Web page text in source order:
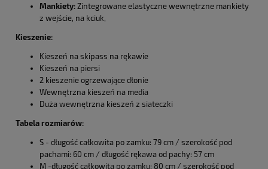
Mankiety: Zintegrowane elastyczne wewnętrzne mankiety
z wejście, na kciuk,
Kieszenie:
Kieszeń na skipass na rękawie
Kieszeń na piersi
2 kieszenie ogrzewające dłonie
Wewnętrzna kieszeń na media
Duża wewnętrzna kieszeń z siateczki
Tabela rozmiarów:
S - długość całkowita po zamku: 79 cm / szerokość pod
pachami: 60 cm / długość rękawa od pachy: 57 cm
M -długość całkowita po zamku: 80 cm / szerokość pod